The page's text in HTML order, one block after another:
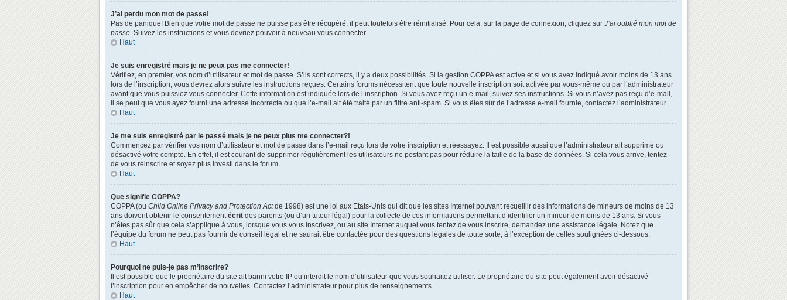
J’ai perdu mon mot de passe!
Pas de panique! Bien que votre mot de passe ne puisse pas être récupéré, il peut toutefois être réinitialisé. Pour cela, sur la page de connexion, cliquez sur J’ai oublié mon mot de
passe. Suivez les instructions et vous devriez pouvoir à nouveau vous connecter.
Haut
Je suis enregistré mais je ne peux pas me connecter!
Vérifiez, en premier, vos nom d’utilisateur et mot de passe. S’ils sont corrects, il y a deux possibilités. Si la gestion COPPA est active et si vous avez indiqué avoir moins de 13 ans
lors de l’inscription, vous devrez alors suivre les instructions reçues. Certains forums nécessitent que toute nouvelle inscription soit activée par vous-même ou par l’administrateur
avant que vous puissiez vous connecter. Cette information est indiquée lors de l’inscription. Si vous avez reçu un e-mail, suivez ses instructions. Si vous n’avez pas reçu d’e-mail,
il se peut que vous ayez fourni une adresse incorrecte ou que l’e-mail ait été traité par un filtre anti-spam. Si vous êtes sûr de l’adresse e-mail fournie, contactez l’administrateur.
Haut
Je me suis enregistré par le passé mais je ne peux plus me connecter?!
Commencez par vérifier vos nom d’utilisateur et mot de passe dans l’e-mail reçu lors de votre inscription et réessayez. Il est possible aussi que l’administrateur ait supprimé ou
désactivé votre compte. En effet, il est courant de supprimer régulièrement les utilisateurs ne postant pas pour réduire la taille de la base de données. Si cela vous arrive, tentez
de vous réinscrire et soyez plus investi dans le forum.
Haut
Que signifie COPPA?
COPPA (ou Child Online Privacy and Protection Actde 1998) est une loi aux Etats-Unis qui dit que les sites Internet pouvant recueillir des informations de mineurs de moins de 13
ans doivent obtenir le consentementécrit des parents (ou d’un tuteur légal) pour la collecte de ces informations permettant d’identifier un mineur de moins de 13 ans. Si vous
n’êtes pas sûr que cela s’applique à vous, lorsque vous vous inscrivez, ou au site Internet auquel vous tentez de vous inscrire, demandez une assistance légale. Notez que
l’équipe du forum ne peut pas fournir de conseil légal et ne saurait être contactée pour des questions légales de toute sorte, à l’exception de celles soulignées ci-dessous.
Haut
Pourquoi ne puis-je pas m’inscrire?
Il est possible que le propriétaire du site ait banni votre IP ou interdit le nom d’utilisateur que vous souhaitez utiliser. Le propriétaire du site peut également avoir désactivé
l’inscription pour en empêcher de nouvelles. Contactez l’administrateur pour plus de renseignements.
Haut